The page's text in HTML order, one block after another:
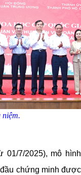
niệm.
01/7/2025), mô hình
chứng minh được